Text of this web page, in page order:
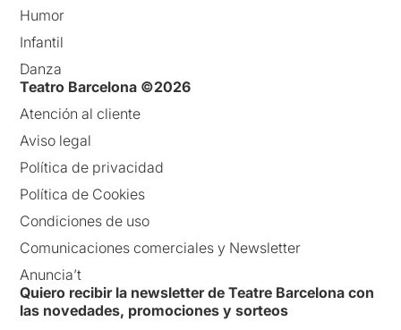
Humor
Infantil
Danza
Teatro Barcelona ©2026
Atención al cliente
Aviso legal
Política de privacidad
Política de Cookies
Condiciones de uso
Comunicaciones comerciales y Newsletter
Anuncia’t
Quiero recibir la newsletter de Teatre Barcelona con
las novedades, promociones y sorteos